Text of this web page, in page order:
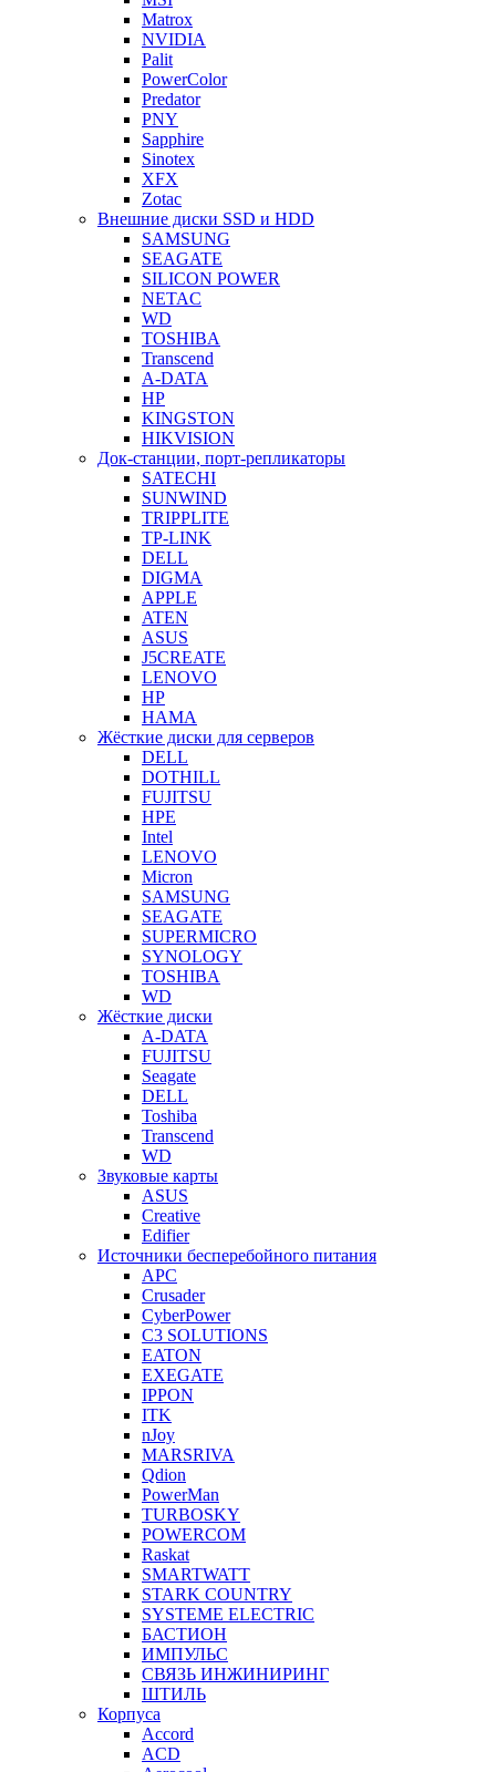
Matrox
NVIDIA
Palit
PowerColor
Predator
PNY
Sapphire
Sinotex
XFX
Zotac
Внешние диски SSD и HDD
SAMSUNG
SEAGATE
SILICON POWER
NETAC
WD
TOSHIBA
Transcend
A-DATA
HP
KINGSTON
HIKVISION
Док-станции, порт-репликаторы
SATECHI
SUNWIND
TRIPPLITE
TP-LINK
DELL
DIGMA
APPLE
ATEN
ASUS
J5CREATE
LENOVO
HP
HAMA
Жёсткие диски для серверов
DELL
DOTHILL
FUJITSU
HPE
Intel
LENOVO
Micron
SAMSUNG
SEAGATE
SUPERMICRO
SYNOLOGY
TOSHIBA
WD
Жёсткие диски
A-DATA
FUJITSU
Seagate
DELL
Toshiba
Transcend
WD
Звуковые карты
ASUS
Creative
Edifier
Источники бесперебойного питания
APC
Crusader
CyberPower
C3 SOLUTIONS
EATON
EXEGATE
IPPON
ITK
nJoy
MARSRIVA
Qdion
PowerMan
TURBOSKY
POWERCOM
Raskat
SMARTWATT
STARK COUNTRY
SYSTEME ELECTRIC
БАСТИОН
ИМПУЛЬС
СВЯЗЬ ИНЖИНИРИНГ
ШТИЛЬ
Корпуса
Accord
ACD